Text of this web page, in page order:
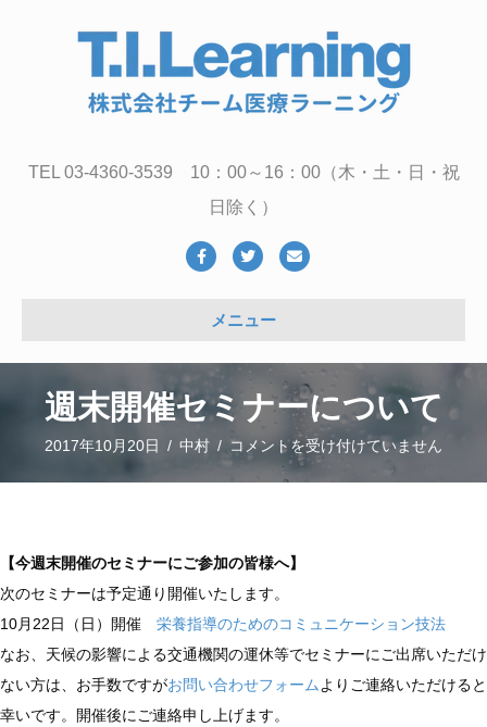
TEL 03-4360-3539 10：00～16：00（木・土・日・祝
日除く）
FacebookTwitterEmail
メニュー
週末開催セミナーについて
2017年10月20日 / 中村 / 週
セ
ミ
ナ
ー
に
つ
コメントを受け付けていません
【今週末開催のセミナーにご参加の皆様へ】
次のセミナーは予定通り開催いたします。
10月22日（日）開催 栄養指導のためのコミュニケーション技法
なお、天候の影響による交通機関の運休等でセミナーにご出席いただけ
ない方は、お手数ですがお問い合わせフォーム よりご連絡いただけると
幸いです。開催後にご連絡申し上げます。